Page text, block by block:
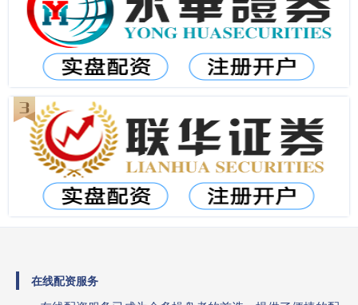
在线配资服务